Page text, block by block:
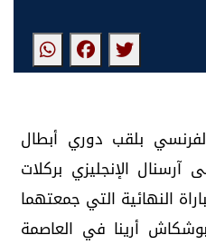
بلقب دوري أبطال
على آرسنال الإنجليزي بركلات
4-3، في المباراة النهائية التي جمعتهما
أرينا في العاصمة